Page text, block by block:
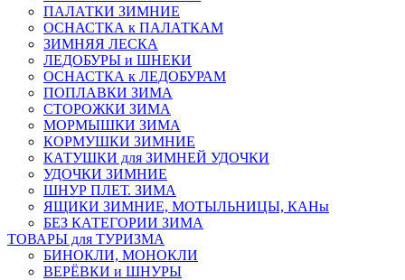
ПАЛАТКИ ЗИМНИЕ
ОСНАСТКА к ПАЛАТКАМ
ЗИМНЯЯ ЛЕСКА
ЛЕДОБУРЫ и ШНЕКИ
ОСНАСТКА к ЛЕДОБУРАМ
ПОПЛАВКИ ЗИМА
СТОРОЖКИ ЗИМА
МОРМЫШКИ ЗИМА
КОРМУШКИ ЗИМНИЕ
КАТУШКИ для ЗИМНЕЙ УДОЧКИ
УДОЧКИ ЗИМНИЕ
ШНУР ПЛЕТ. ЗИМА
ЯЩИКИ ЗИМНИЕ, МОТЫЛЬНИЦЫ, КАНы
БЕЗ КАТЕГОРИИ ЗИМА
ТОВАРЫ для ТУРИЗМА
БИНОКЛИ, МОНОКЛИ
ВЕРЁВКИ и ШНУРЫ